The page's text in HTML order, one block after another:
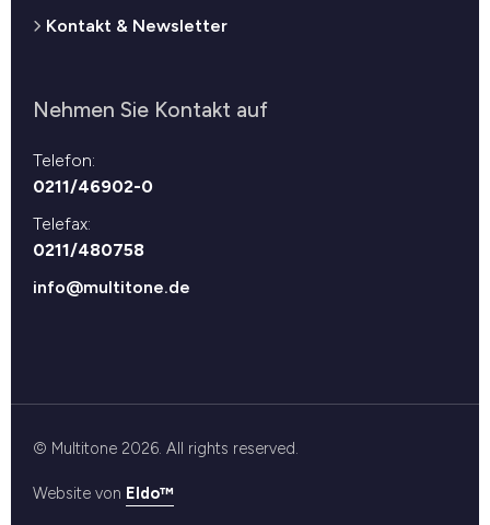
Kontakt & Newsletter
Nehmen Sie Kontakt auf
Telefon:
0211/46902-0
Telefax:
0211/480758
info@multitone.de
© Multitone 2026. All rights reserved.
Website von Eldo™